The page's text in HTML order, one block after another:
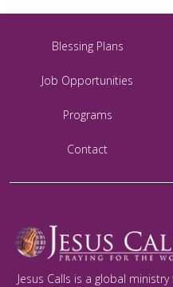
Blessing Plans
Job Opportunities
Programs
Contact
Jesus Calls is a global